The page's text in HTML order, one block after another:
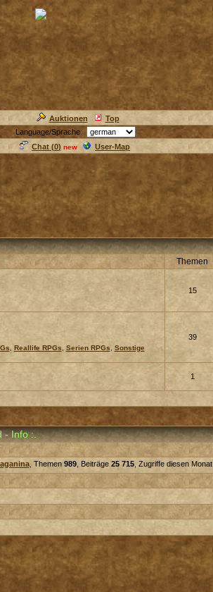
Auktionen Top
Language/Sprache:
Chat (0) new User-Map
Themen
15
Reallife RPGs Serien RPGs
Sonstige
39
1
- Info :.
, Themen 989, Beiträge 25 715, Zugriffe diesen Monat